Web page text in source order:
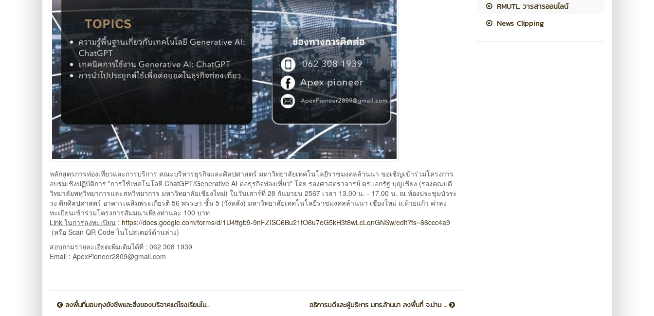
หลักสูตรการท่องเที่ยวและการบริการ คณะบริหารธุรกิจและศิลปศาสตร์ มหาวิทยาลัยเทคโนโลยีราชมงคลล้านนา ขอเชิญเข้าร่วมโครงการ
อบรมเชิงปฏิบัติการ "การใช้เทคโนโลยี ChatGPT/Generative AI ต่อธุรกิจท่องเที่ยว" โดย รองศาสตราจารย์ ดร.เอกรัฐ บุญเชียง (รองคณบดี
วิทยาลัยพหุวิทยาการและสหวิทยาการ มหาวิทยาลัยเชียงใหม่) ในวันเสาร์ที่ 28 กันยายน 2567 เวลา 13.00 น. - 17.00 น. ณ ห้องประชุมบัวระ
วง ตึกศิลปศาสตร์ อาคารเฉลิมพระเกียรติ 56 พรรษา ชั้น 5 (วังหลัง) มหาวิทยาลัยเทคโนโลยีราชมงคลล้านนา เชียงใหม่ ถ.ห้วยแก้ว ค่าลง
ทะเบียนเข้าร่วมโครงการสัมมนาเพียงท่านละ 100 บาท
Link ในการลงทะเบียน : https://docs.google.com/forms/d/1U4ttgb9-9nFZISC6Bu21tO6u7eG5kH3t8wLcLqnGNSw/edit?ts=66ccc4a9
(หรือ Scan QR Code ในโปสเตอร์ด้านล่าง)
สอบถามรายละเอียดเพิ่มเติมได้ที่ : 062 308 1939
Email : ApexPioneer2809@gmail.com
ลงพื้นที่มอบถุงยังชีพและสิ่งของบริจาคแด่โรงเรียนใน... อธิการบดีและผู้บริหาร มทร.ล้านนา ลงพื้นที่ จ.น่าน ...
RMUTL วารสารออนไลน์
News Clipping